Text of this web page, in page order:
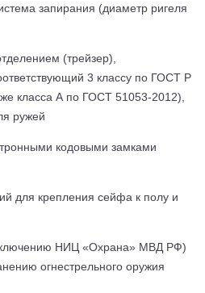
запирания (диаметр ригеля
(трейзер),
3 классу по ГОСТ Р
класса А по ГОСТ 51053-2012),
ружей
кодовыми замками
для крепления сейфа к полу и
НИЦ «Охрана» МВД РФ)
огнестрельного оружия